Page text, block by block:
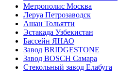
Метрополис Москва
Леруа Петрозаводск
Ашан Тольятти
Эстакада Узбекистан
Бассейн ЯНАО
Завод BRIDGESTONE
Завод BOSCH Самара
Стекольный завод Елабуга